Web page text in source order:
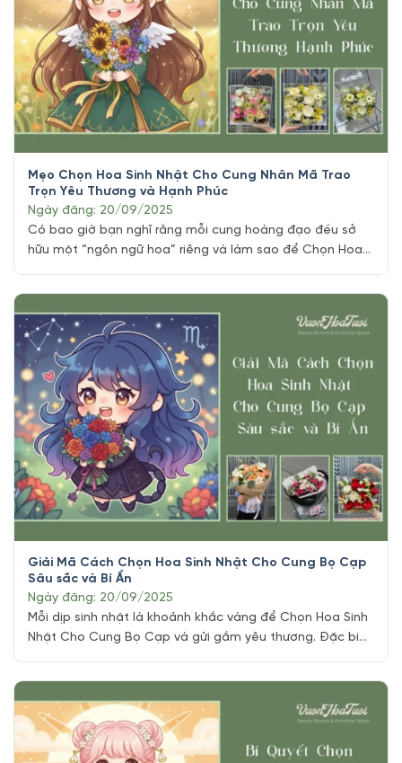
Mẹo Chọn Hoa Sinh Nhật Cho Cung Nhân Mã Trao
Trọn Yêu Thương và Hạnh Phúc
Ngày đăng: 20/09/2025
Có bao giờ bạn nghĩ rằng mỗi cung hoàng đạo đều sở
hữu một “ngôn ngữ hoa” riêng và làm sao để Chọn Hoa
điệp sâu sắc về cá tính và vận may? Đây không chỉ là
một nét văn hóa thú vị mà [...]
Giải Mã Cách Chọn Hoa Sinh Nhật Cho Cung Bọ Cạp
Sâu sắc và Bí Ẩn
Ngày đăng: 20/09/2025
Mỗi dịp sinh nhật là khoảnh khắc vàng để Chọn Hoa Sinh
Nhật Cho Cung Bọ Cạp và gửi gắm yêu thương. Đặc biệt
lửa nhiệt huyết và chiều sâu nội tâm hiếm có, một món
quà được chọn lọc kỹ lưỡng, phù hợp [...]